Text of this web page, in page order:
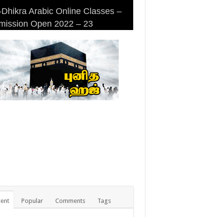
Arabic Online Classes –
Open 2022 – 23
Arabic Online Classes –
DHIKRA ARABIC COLLEGE
Masjid (Kuwait Masjid), Malaz,
Popular Comments Tags